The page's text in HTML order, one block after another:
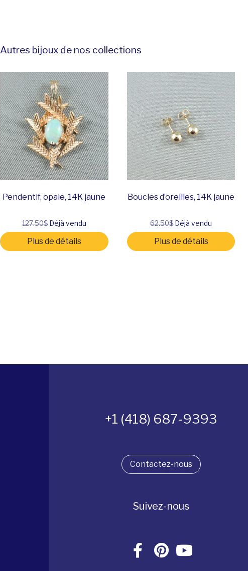
Autres bijoux de nos collections
Pendentif, opale, 14K jaune
127.50$Déjà vendu
Plus de détails
Boucles d’oreilles, 14K jaune
62.50$ Déjà vendu
Plus de détails
+1 (418) 687-9393
Contactez-nous
Suivez-nous